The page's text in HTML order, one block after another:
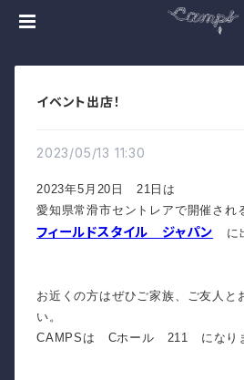
イベント出店！
2023/05/13 11:30
2023年5月20日 21日は
愛知県常滑市セントレアで開催され
フィールドスタイル ジャパン に
お近くの方はぜひご家族、ご友人と
い。
CAMPSは Cホール 211 になり